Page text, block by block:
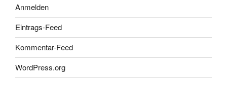
Anmelden
Eintrags-Feed
Kommentar-Feed
WordPress.org